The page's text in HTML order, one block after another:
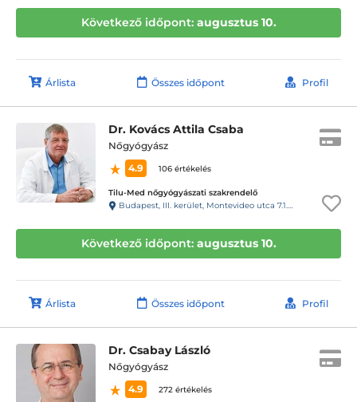
Következő időpont: augusztus 10.
Árlista Összes időpont Profil
Dr. Kovács Attila Csaba
Nőgyógyász
4.9
106 értékelés
Tilu-Med nőgyógyászati szakrendelő
Budapest, III. kerület, Montevideo utca 7.1.em Szépvölgyi Medical SPA
Következő időpont: augusztus 10.
Árlista Összes időpont Profil
Dr. Csabay László
Nőgyógyász
4.9
272 értékelés